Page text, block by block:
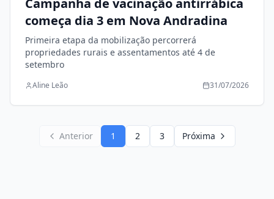
Campanha de vacinação antirrábica
começa dia 3 em Nova Andradina
Primeira etapa da mobilização percorrerá
propriedades rurais e assentamentos até 4 de
setembro
Aline Leão 31/07/2026
Anterior 1 2 3 Próxima